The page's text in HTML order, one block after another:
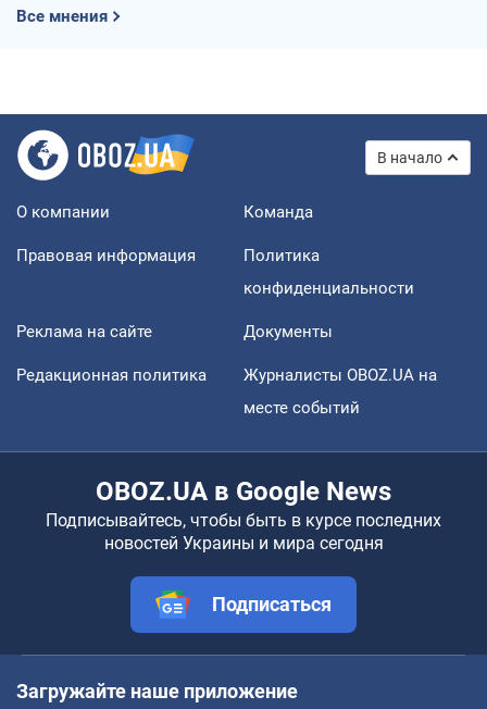
Все мнения
В начало
О компании Команда
Правовая информация
Политика
конфиденциальности
Реклама на сайте Документы
Редакционная политика
Журналисты OBOZ.UA на
месте событий
OBOZ.UA в Google News
Подписывайтесь, чтобы быть в курсе последних
новостей Украины и мира сегодня
Подписаться
Загружайте наше приложение